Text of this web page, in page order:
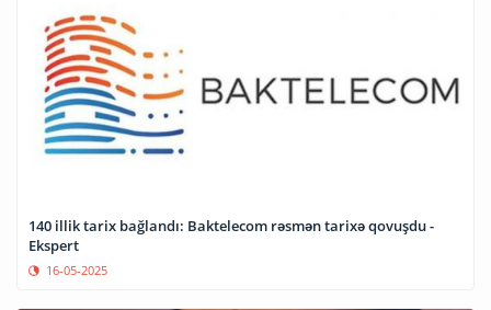
140 illik tarix bağlandı: Baktelecom rəsmən tarixə qovuşdu -
Ekspert
16-05-2025